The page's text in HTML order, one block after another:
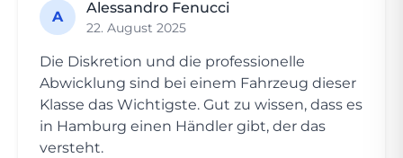
A
Alessandro Fenucci
22. August 2025
Die Diskretion und die professionelle
Abwicklung sind bei einem Fahrzeug dieser
Klasse das Wichtigste. Gut zu wissen, dass es
in Hamburg einen Händler gibt, der das
versteht.